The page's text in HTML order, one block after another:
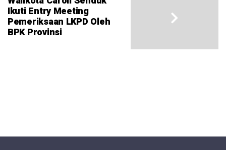
Ikuti Entry Meeting
Pemeriksaan LKPD Oleh
BPK Provinsi